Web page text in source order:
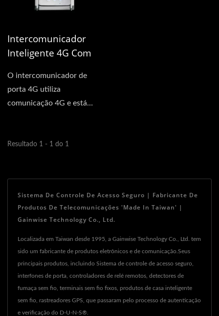
Intercomunicador
Inteligente 4G Com
O intercomunicador de
porta 4G utiliza
comunicação 4G e está
Resultado 1 - 1 do 1
Sistema De Controle De Acesso Seguro | Fabricante De
Produtos De Telecomunicações 'Made In Taiwan' |
Gainwise Technology Co., Ltd.
Localizada em Taiwan desde 1995, a Gainwise Technology Co., Ltd. tem
sido um fabricante de produtos eletrônicos e de comunicação.Seus
principais produtos, incluindo Sistema de controle de acesso seguro,
interfones de porta, controladores de relé remotos, detectores de
fumaça sem fio, terminais sem fio fixos, produtos de casa inteligente
sem fio, rastreadores GPS, que passaram pelo processo de autenticação
e verificação do D-U-N-S®.